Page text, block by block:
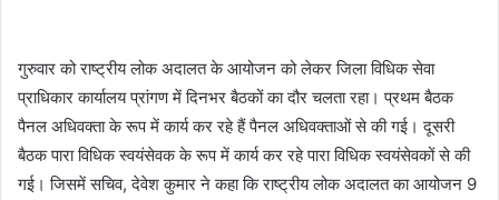
गुरुवार को राष्ट्रीय लोक अदालत के आयोजन को लेकर जिला विधिक सेवा
प्राधिकार कार्यालय प्रांगण में दिनभर बैठकों का दौर चलता रहा। प्रथम बैठक
पैनल अधिवक्ता के रूप में कार्य कर रहे हैं पैनल अधिवक्ताओं से की गई। दूसरी
बैठक पारा विधिक स्वयंसेवक के रूप में कार्य कर रहे पारा विधिक स्वयंसेवकों से की
गई। जिसमें सचिव, देवेश कुमार ने कहा कि राष्ट्रीय लोक अदालत का आयोजन 9